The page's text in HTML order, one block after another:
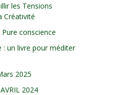
les Tensions
Créativité
conscience
: un livre pour méditer
2025
2024